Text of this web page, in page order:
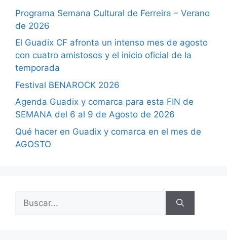
Programa Semana Cultural de Ferreira – Verano
de 2026
El Guadix CF afronta un intenso mes de agosto
con cuatro amistosos y el inicio oficial de la
temporada
Festival BENAROCK 2026
Agenda Guadix y comarca para esta FIN de
SEMANA del 6 al 9 de Agosto de 2026
Qué hacer en Guadix y comarca en el mes de
AGOSTO